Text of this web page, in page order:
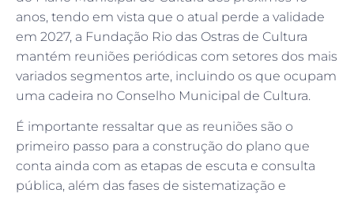
anos, tendo em vista que o atual perde a validade
em 2027, a Fundação Rio das Ostras de Cultura
mantém reuniões periódicas com setores dos mais
variados segmentos arte, incluindo os que ocupam
uma cadeira no Conselho Municipal de Cultura.
É importante ressaltar que as reuniões são o
primeiro passo para a construção do plano que
conta ainda com as etapas de escuta e consulta
pública, além das fases de sistematização e